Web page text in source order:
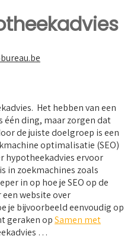
Het hebben van een
één ding, maar zorgen dat
de juiste doelgroep is een
optimalisatie (SEO)
hypotheekadvies ervoor
in zoekmachines zoals
in op hoe je SEO op de
website over
je bijvoorbeeld eenvoudig op
geraken opSamen met
…